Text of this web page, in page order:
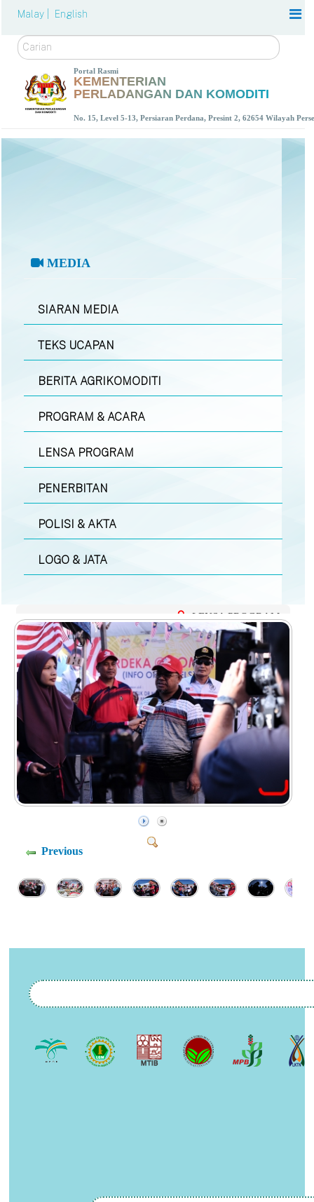
Malay | English
Carian
Portal Rasmi
KEMENTERIAN
PERLADANGAN DAN KOMODITI
No. 15, Level 5-13, Persiaran Perdana, Presint 2, 62654 Wilayah
MEDIA
SIARAN MEDIA
TEKS UCAPAN
BERITA AGRIKOMODITI
PROGRAM & ACARA
LENSA PROGRAM
PENERBITAN
POLISI & AKTA
LOGO & JATA
LENSA PROGRAM
Previous